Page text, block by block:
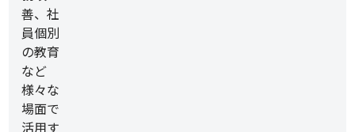
善、社
員個別
の教育
など
様々な
場面で
活用す